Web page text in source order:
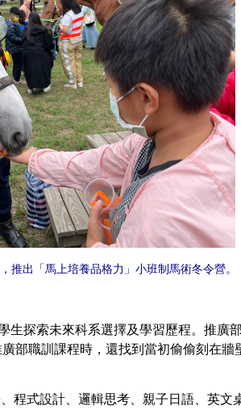
推出「馬上培養品格力」小班制馬術冬令營。
探索未來科系選擇及學習歷程。推廣
部職訓課程時，還找到當初偷偷刻在
式設計、邏輯思考、親子日語、英文